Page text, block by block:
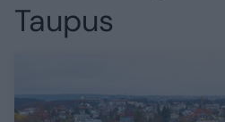
Taupus